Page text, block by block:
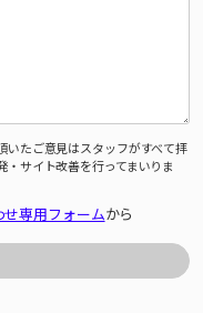
いたご意見はスタッフがすべて拝
・サイト改善を行ってまいりま
せ専用フォームから